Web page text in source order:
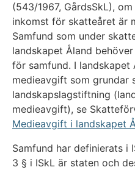
(543/1967, GårdsSkL),
inkomst för skatteåret är
Samfund som under
landskapet Åland
för samfund. I landskapet
medieavgift som grundar
landskapslagstiftning
medieavgift), se
Medieavgift i landskapet
Samfund har definierats i
3 § i ISkL är staten och